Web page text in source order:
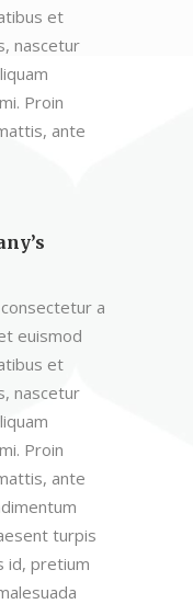
et
nascetur
Proin
ante
a
euismod
et
nascetur
Proin
ante
turpis
id, pretium